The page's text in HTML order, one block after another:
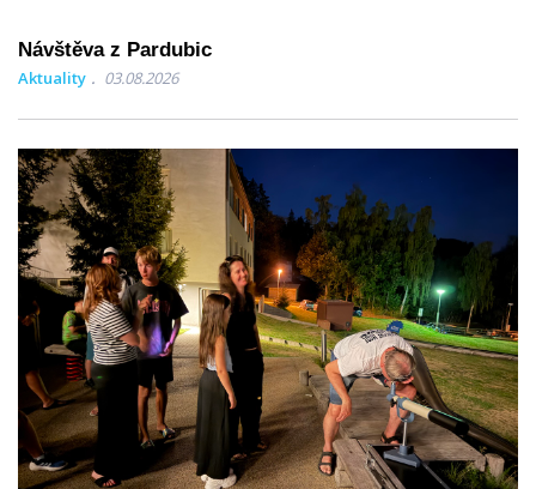
Návštěva z Pardubic
Aktuality 03.08.2026